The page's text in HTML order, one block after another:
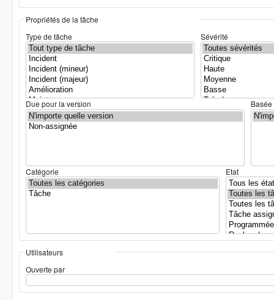
Propriétés de la tâche
Type de tâche
Sévérité
Due pour la version
Catégorie Etat
Utilisateurs
Ouverte par